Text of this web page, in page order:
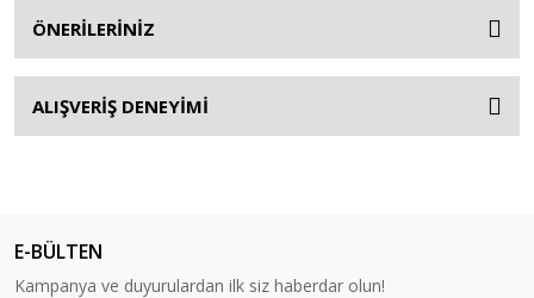
ÖNERİLERİNİZ
ALIŞVERİŞ DENEYİMİ
E-BÜLTEN
Kampanya ve duyurulardan ilk siz haberdar olun!